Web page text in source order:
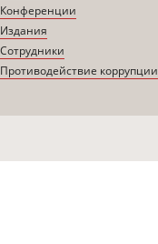
Конференции
Издания
Сотрудники
Противодействие коррупции